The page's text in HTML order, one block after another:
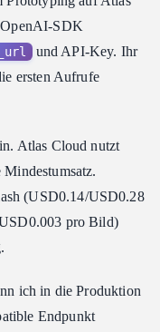
OpenAI-SDK
und API-Key. Ihr
ersten Aufrufe
Atlas Cloud nutzt
Mindestumsatz.
(USD0.14/USD0.28
pro Bild)
ich in die Produktion
Endpunkt